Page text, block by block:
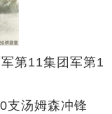
第11集团军第1
支汤姆森冲锋